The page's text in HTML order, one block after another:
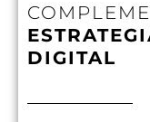
DIGITAL